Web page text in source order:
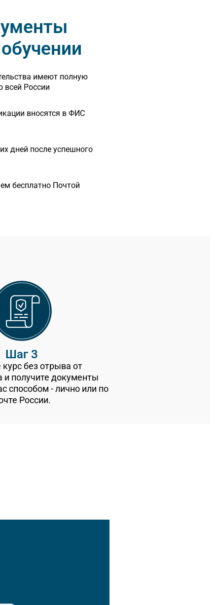
имеют полную
всей России
вносятся в ФИС
дней после успешного
бесплатно Почтой
Шаг 3
без отрыва от
и получите документы
способом - лично или по
России.